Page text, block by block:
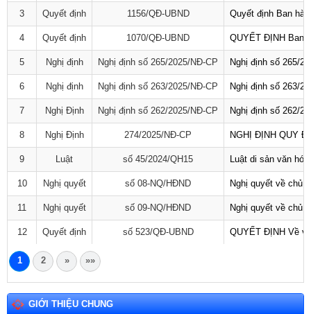
3 Quyết định 1156/QĐ-UBND Quyết định Ban
4 Quyết định 1070/QĐ-UBND QUYẾT ĐỊNH Ban
5 Nghị định Nghị định số 265/2025/NĐ-CP Nghị định số 265/
6 Nghị định Nghị định số 263/2025/NĐ-CP Nghị định số 263/
7 Nghị Định Nghị định số 262/2025/NĐ-CP Nghị định số 262/
8 Nghị Định 274/2025/NĐ-CP NGHỊ ĐỊNH QUY
9 Luật số 45/2024/QH15 Luật di sản văn
10 Nghị quyết số 08-NQ/HĐND Nghị quyết về chủ
11 Nghị quyết số 09-NQ/HĐND Nghị quyết về chủ
12 Quyết định số 523/QĐ-UBND QUYẾT ĐỊNH Về
1 2 » »»
GIỚI THIỆU CHUNG